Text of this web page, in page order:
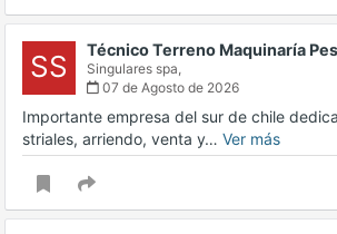
SS Técnico Terreno Maquinaría
Singulares spa,
07 de Agosto de 2026
Importante empresa del sur de chile
striales, arriendo, venta y… Ver más